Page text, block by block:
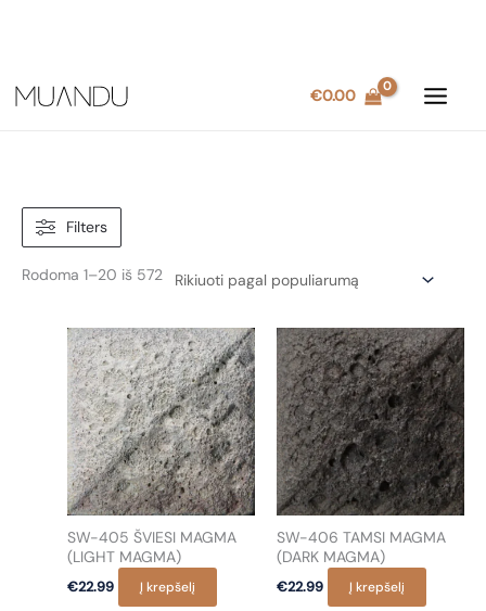
prie
€0.00
Filters
Rodoma 1–20 iš 572 Rūšiuojama
populiarumą
SW-405 ŠVIESI MAGMA
(LIGHT MAGMA)
€22.99 Į krepšelį
SW-406 TAMSI MAGMA
(DARK MAGMA)
€22.99 Į krepšelį